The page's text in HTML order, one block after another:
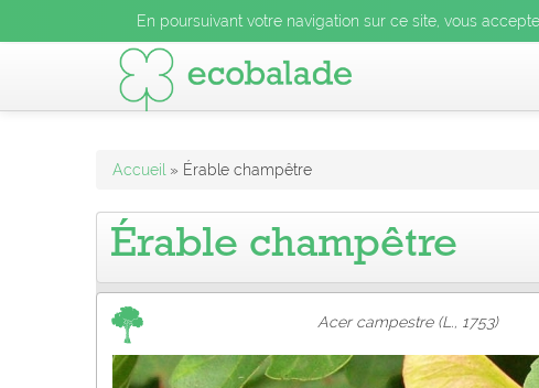
En poursuivant votre navigation sur ce site, vous
En poursuivant votre navigation sur ce site, vous
En poursuivant votre navigation sur ce site, vous acceptez
Accueil » Érable champêtre
Érable champêtre
Acer campestre (L., 1753)